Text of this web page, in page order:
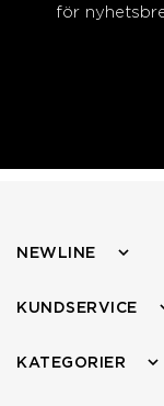
för
NEWLINE
KUNDSERVICE
KATEGORIER